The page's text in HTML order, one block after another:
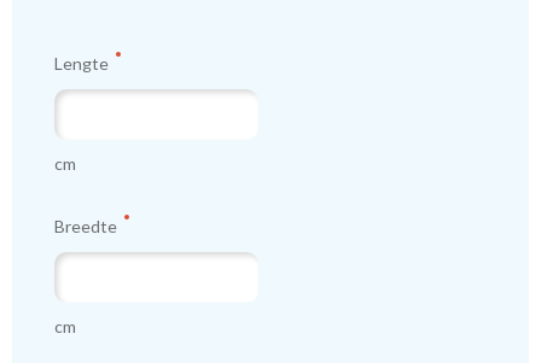
Lengte
cm
Breedte
cm